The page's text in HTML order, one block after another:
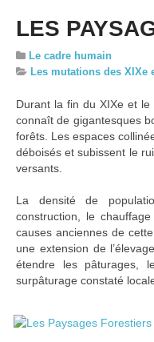
Carte interactive des
Le paysage au coeur de
Annexes
Crédits photographiques
Glossaire
Sigles
Bibliographies - 2003
Paysages urbains et
LES
Le cadre humain
Les mutations des XIXe
Durant la fin du XIXe et
connaît de gigantesques
forêts. Les espaces
déboisés et subissent le
versants.
La densité de
construction, le
causes anciennes de
une extension de
étendre les pâturages,
surpâturage constaté